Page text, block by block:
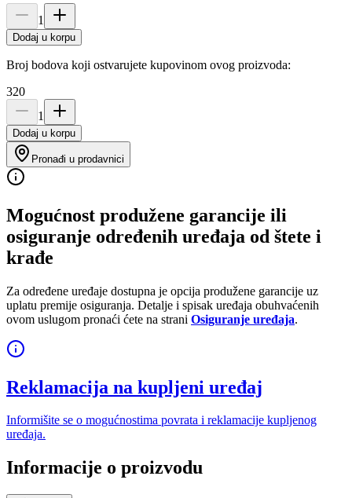
1
Dodaj u korpu
Broj bodova koji ostvarujete kupovinom ovog proizvoda:
320
1
Dodaj u korpu
Pronađi u prodavnici
Mogućnost produžene garancije ili
osiguranje određenih uređaja od štete i
krađe
Za određene uređaje dostupna je opcija produžene garancije uz
uplatu premije osiguranja. Detalje i spisak uređaja obuhvaćenih
ovom uslugom pronaći ćete na strani Osiguranje uređaja.
Reklamacija na kupljeni uređaj
Informišite se o mogućnostima povrata i reklamacije kupljenog
uređaja.
Informacije o proizvodu